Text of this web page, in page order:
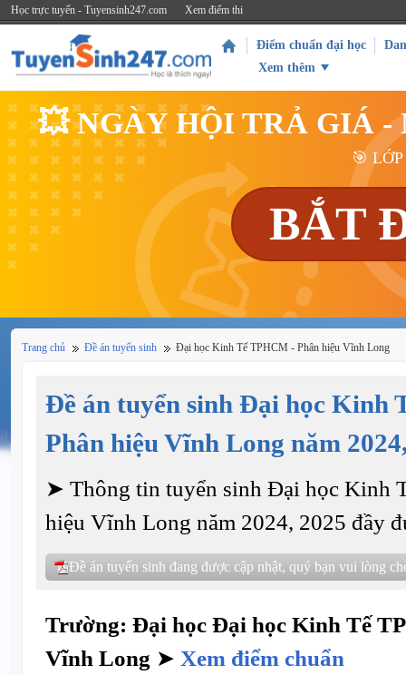
Học trực tuyến - Tuyensinh247.com Xem điểm thi
Điểm chuẩn đại học
Xem thêm
💥 NGÀY HỘI TRẢ GIÁ -
🎯
BẮT
Trang chủ Đề án tuyển sinh Đại học Kinh Tế TPHCM - Phân hiệu Vĩnh Long
Đề án tuyển sinh Đại học Kinh
Phân hiệu Vĩnh Long năm
➤ Thông tin tuyển sinh Đại học Kinh
hiệu Vĩnh Long năm 2024, 2025 đầy
Đề án tuyển sinh đang được cập nhật, quý bạn vui lòng
Trường: Đại học Đại học Kinh Tế
Vĩnh Long ➤ Xem điểm chuẩn